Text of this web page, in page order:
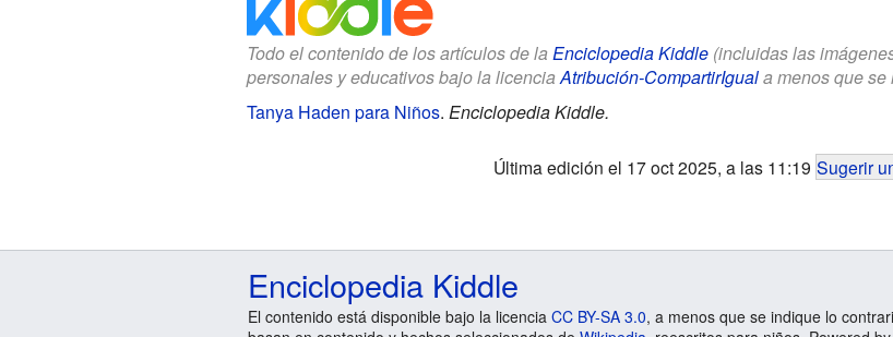
Todo el contenido de los artículos de la Enciclopedia Kiddle(incluidas las
personales y educativos bajo la licenciaAtribución-CompartirIguala menos que se
Tanya Haden para Niños. Enciclopedia Kiddle.
Última edición el 17 oct 2025, a las 11:19 Sugerir
Enciclopedia Kiddle
El contenido está disponible bajo la licencia CC BY-SA 3.0, a menos que se indique lo